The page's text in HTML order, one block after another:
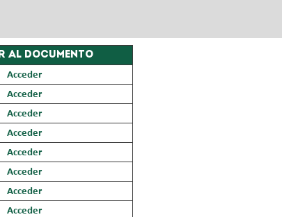
AL DOCUMENTO
Acceder
Acceder
Acceder
Acceder
Acceder
Acceder
Acceder
Acceder